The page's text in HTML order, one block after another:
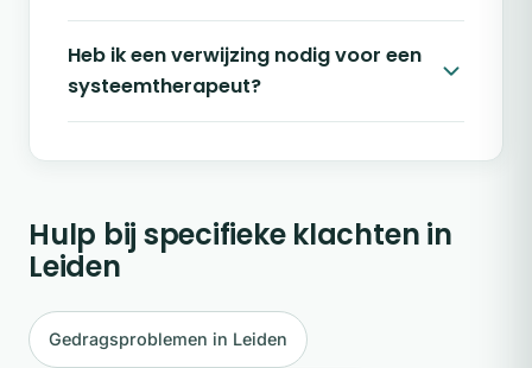
Heb ik een verwijzing nodig voor een
systeemtherapeut?
Hulp bij specifieke klachten in
Leiden
Gedragsproblemen in Leiden